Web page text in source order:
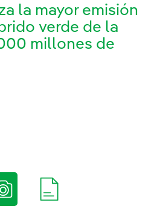
la mayor emisión
verde de la
millones de